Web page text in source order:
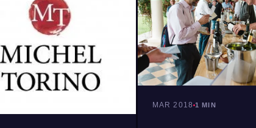
MAR 2018 1 MIN